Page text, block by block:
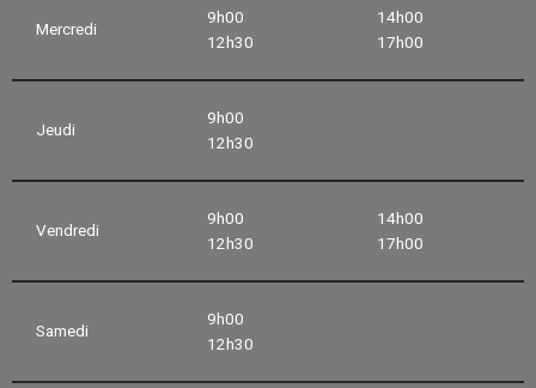
Mercredi
9h00
12h30
14h00
17h00
Jeudi
9h00
12h30
Vendredi
9h00
12h30
14h00
17h00
Samedi
9h00
12h30